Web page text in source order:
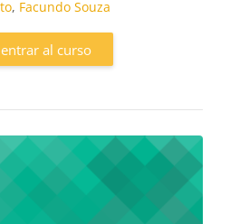
, Facundo Souza
al curso